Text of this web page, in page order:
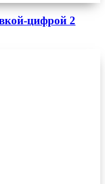
цифрой 2